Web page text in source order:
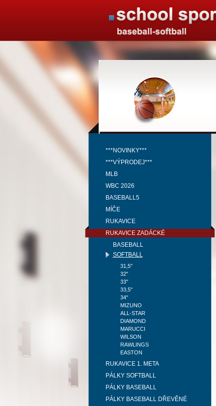
***NOVINKY***
***VÝPRODEJ***
MLB
WBC 2026
BASEBALL5
MÍČE
RUKAVICE
RUKAVICE ZADÁCKÉ
BASEBALL
SOFTBALL
31,5"
32"
33"
33,5"
34"
MIZUNO
ALL-STAR
DIAMOND
MARUCCI
WILSON
RAWLINGS
EASTON
RUKAVICE 1. META
PÁLKY SOFTBALL
PÁLKY BASEBALL
PÁLKY BASEBALL DŘEVĚNÉ